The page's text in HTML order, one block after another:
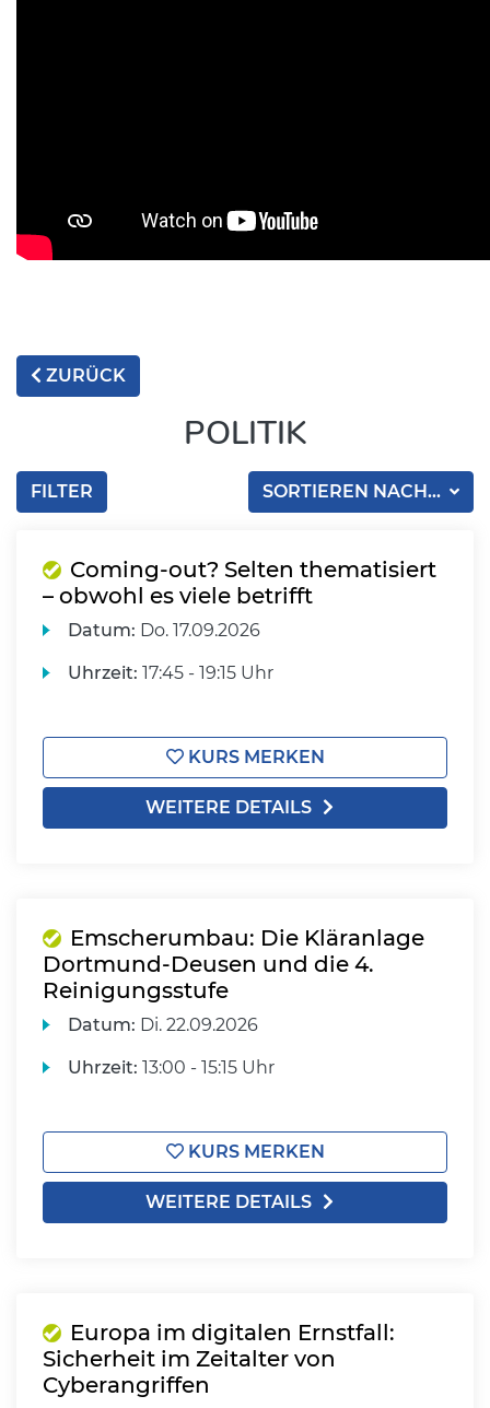
ZURÜCK
POLITIK
SORTIEREN NACH...
FILTER
Coming-out? Selten thematisiert
– obwohl es viele betrifft
Datum: Do. 17.09.2026
Uhrzeit: 17:45 - 19:15 Uhr
KURS MERKEN
WEITERE DETAILS
Emscherumbau: Die Kläranlage
Dortmund-Deusen und die 4.
Reinigungsstufe
Datum: Di. 22.09.2026
Uhrzeit: 13:00 - 15:15 Uhr
KURS MERKEN
WEITERE DETAILS
Europa im digitalen Ernstfall:
Sicherheit im Zeitalter von
Cyberangriffen